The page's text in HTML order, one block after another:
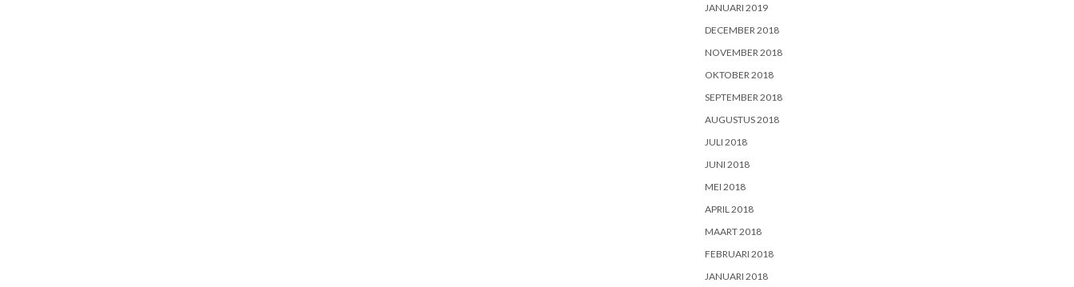
JANUARI 2019
DECEMBER 2018
NOVEMBER 2018
OKTOBER 2018
SEPTEMBER 2018
AUGUSTUS 2018
JULI 2018
JUNI 2018
MEI 2018
APRIL 2018
MAART 2018
FEBRUARI 2018
JANUARI 2018